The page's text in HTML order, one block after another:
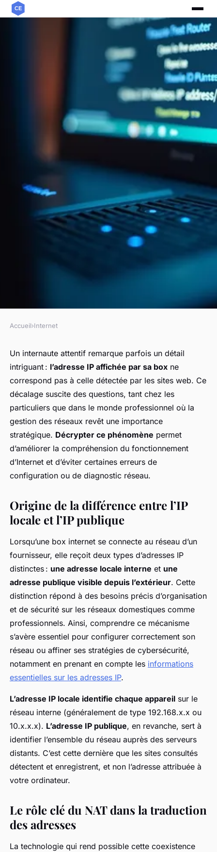
Pourquoi votre box affiche-t-
elle une adresse ip différente
de celle vue sur internet ?
Lila•18 décembre 2025 •6 min de lecture
Accueil›Internet
Un internaute attentif remarque parfois un détail
intriguant : l’adresse IP affichée par sa box ne
correspond pas à celle détectée par les sites web. Ce
décalage suscite des questions, tant chez les
particuliers que dans le monde professionnel où la
gestion des réseaux revêt une importance
stratégique. Décrypter ce phénomène permet
d’améliorer la compréhension du fonctionnement
d’Internet et d’éviter certaines erreurs de
configuration ou de diagnostic réseau.
Origine de la différence entre l’IP
locale et l’IP publique
Lorsqu’une box internet se connecte au réseau d’un
fournisseur, elle reçoit deux types d’adresses IP
distinctes : une adresse locale interne et une
adresse publique visible depuis l’extérieur. Cette
distinction répond à des besoins précis d’organisation
et de sécurité sur les réseaux domestiques comme
professionnels. Ainsi, comprendre ce mécanisme
s’avère essentiel pour configurer correctement son
réseau ou affiner ses stratégies de cybersécurité,
notamment en prenant en compte les informations
essentielles sur les adresses IP.
L’adresse IP locale identifie chaque appareil sur le
réseau interne (généralement de type 192.168.x.x ou
10.x.x.x). L’adresse IP publique, en revanche, sert à
identifier l’ensemble du réseau auprès des serveurs
distants. C’est cette dernière que les sites consultés
détectent et enregistrent, et non l’adresse attribuée à
votre ordinateur.
Le rôle clé du NAT dans la traduction
des adresses
La technologie qui rend possible cette coexistence